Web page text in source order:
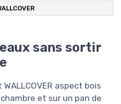
sans sortir
aspect bois
et sur un pan de